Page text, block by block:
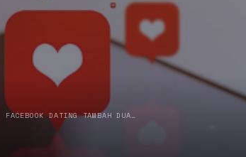
FACEBOOK DATING TAMBAH DUA…